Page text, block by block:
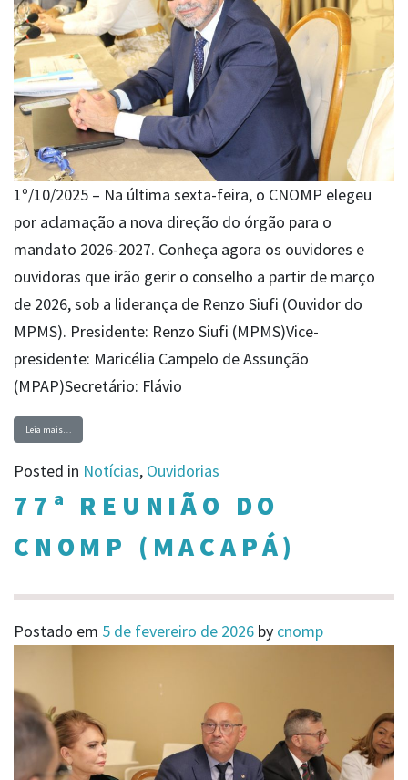
1º/10/2025 – Na última sexta-feira, o CNOMP elegeu
por aclamação a nova direção do órgão para o
mandato 2026-2027. Conheça agora os ouvidores e
ouvidoras que irão gerir o conselho a partir de março
de 2026, sob a liderança de Renzo Siufi (Ouvidor do
MPMS). Presidente: Renzo Siufi (MPMS)Vice-
presidente: Maricélia Campelo de Assunção
(MPAP)Secretário: Flávio
Leia mais…
Posted in Notícias, Ouvidorias
77ª REUNIÃO DO
CNOMP (MACAPÁ)
Postado em 5 de fevereiro de 2026 by cnomp